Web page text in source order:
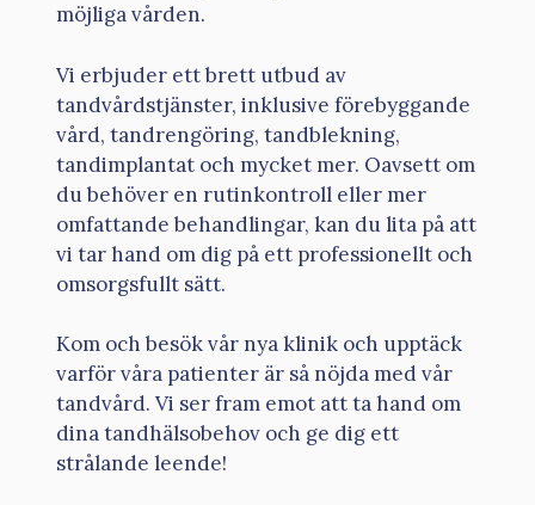
möjliga vården.
Vi erbjuder ett brett utbud av
tandvårdstjänster, inklusive förebyggande
vård, tandrengöring, tandblekning,
tandimplantat och mycket mer. Oavsett om
du behöver en rutinkontroll eller mer
omfattande behandlingar, kan du lita på att
vi tar hand om dig på ett professionellt och
omsorgsfullt sätt.
Kom och besök vår nya klinik och upptäck
varför våra patienter är så nöjda med vår
tandvård. Vi ser fram emot att ta hand om
dina tandhälsobehov och ge dig ett
strålande leende!